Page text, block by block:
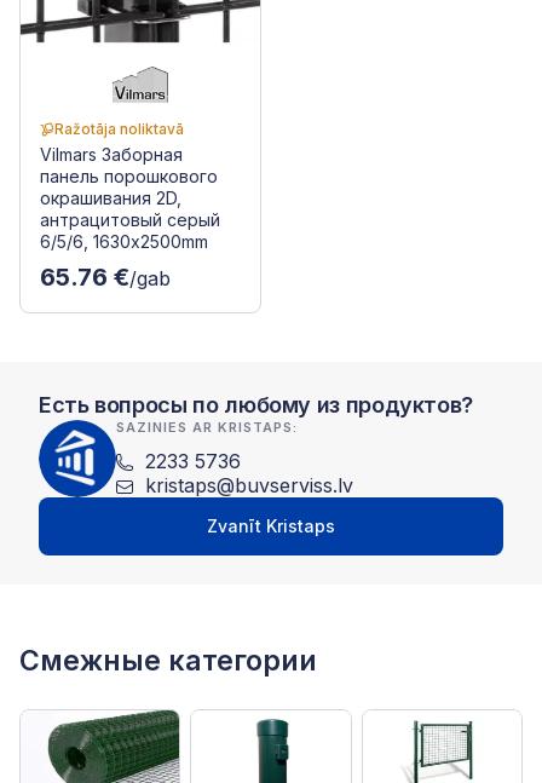
Ražotāja noliktavā
Vilmars Заборная
панель порошкового
окрашивания 2D,
антрацитовый серый
6/5/6, 1630x2500mm
65.76 €/gab
Есть вопросы по любому из продуктов?
SAZINIES AR KRISTAPS:
2233 5736
kristaps@buvserviss.lv
Zvanīt Kristaps
Смежные категории